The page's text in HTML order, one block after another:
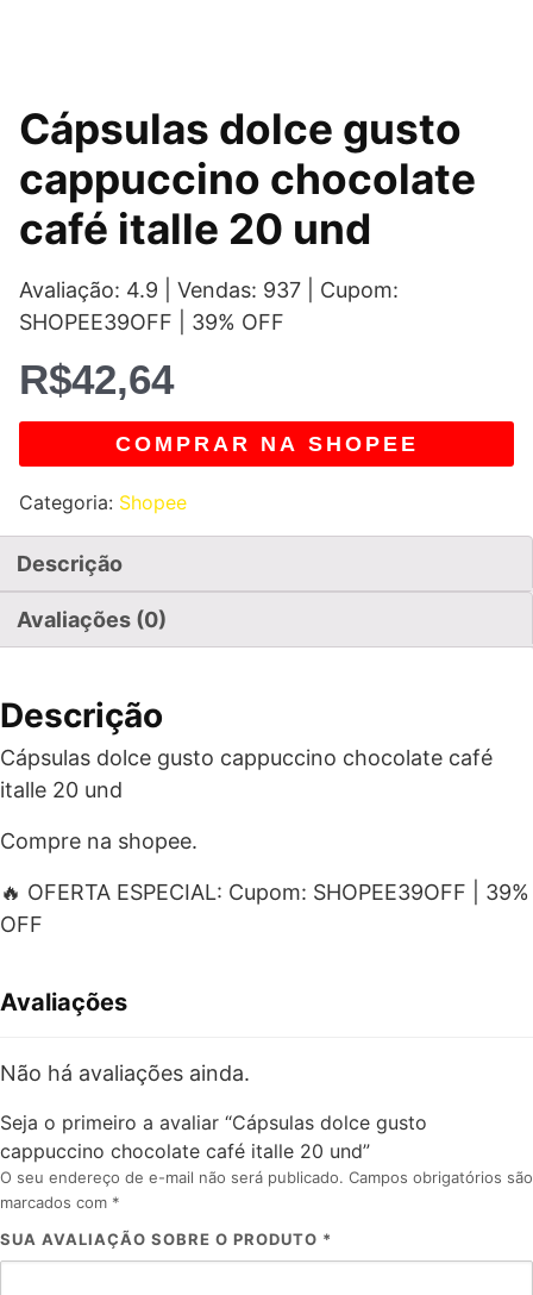
Cápsulas dolce gusto
cappuccino chocolate
café italle 20 und
Avaliação: 4.9 | Vendas: 937 | Cupom:
SHOPEE39OFF | 39% OFF
R$42,64
COMPRAR NA SHOPEE
Categoria: Shopee
Descrição
Avaliações (0)
Descrição
Cápsulas dolce gusto cappuccino chocolate café
italle 20 und
Compre na shopee.
🔥 OFERTA ESPECIAL: Cupom: SHOPEE39OFF | 39%
OFF
Avaliações
Não há avaliações ainda.
Seja o primeiro a avaliar “Cápsulas dolce gusto
cappuccino chocolate café italle 20 und”
O seu endereço de e-mail não será publicado. Campos obrigatórios são
marcados com *
SUA AVALIAÇÃO SOBRE O PRODUTO *